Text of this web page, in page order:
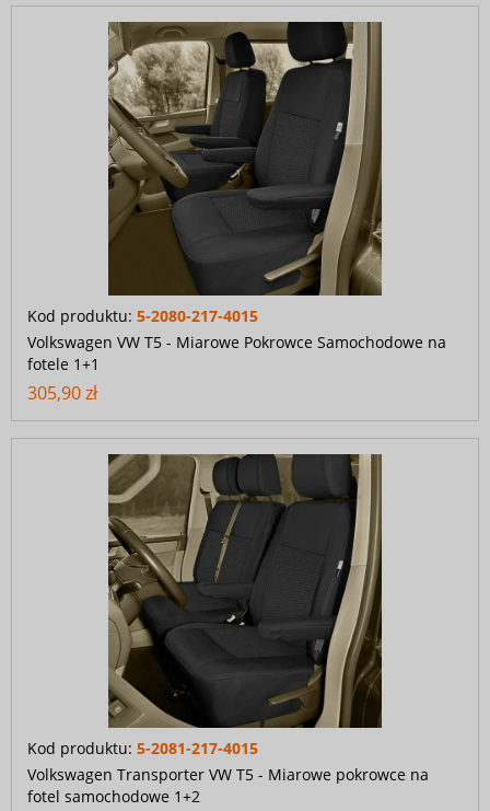
Kod produktu: 5-2080-217-4015
Volkswagen VW T5 - Miarowe Pokrowce Samochodowe na
fotele 1+1
305,90 zł
Kod produktu: 5-2081-217-4015
Volkswagen Transporter VW T5 - Miarowe pokrowce na
fotel samochodowe 1+2